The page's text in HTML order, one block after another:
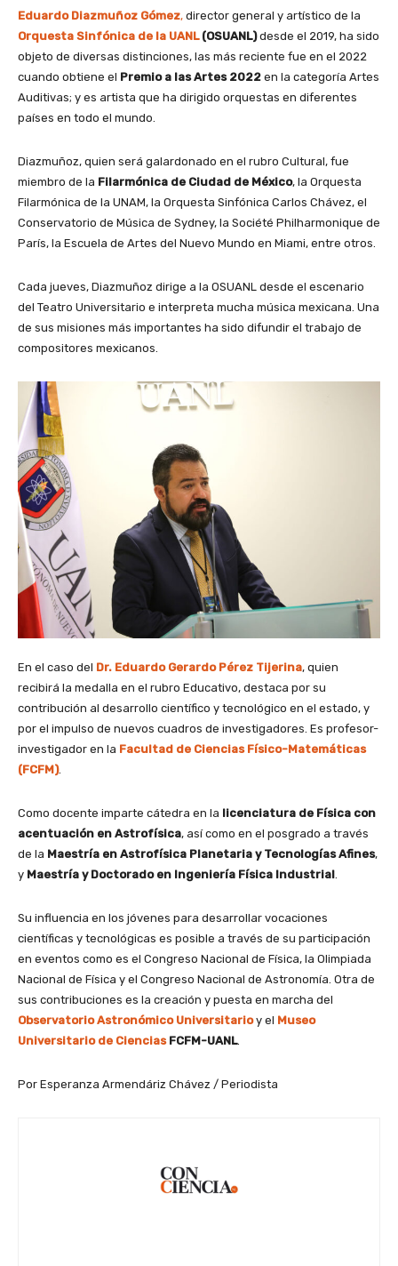
Eduardo Diazmuñoz Gómez, director general y artístico de la
Orquesta Sinfónica de la UANL (OSUANL)desde el 2019, ha sido
objeto de diversas distinciones, las más reciente fue en el 2022
cuando obtiene el Premio a las Artes 2022 en la categoría Artes
Auditivas; y es artista que ha dirigido orquestas en diferentes
países en todo el mundo.
Diazmuñoz, quien será galardonado en el rubro Cultural, fue
miembro de la Filarmónica de Ciudad de México, la Orquesta
Filarmónica de la UNAM, la Orquesta Sinfónica Carlos Chávez, el
Conservatorio de Música de Sydney, la Société Philharmonique de
París, la Escuela de Artes del Nuevo Mundo en Miami, entre otros.
Cada jueves, Diazmuñoz dirige a la OSUANL desde el escenario
del Teatro Universitario e interpreta mucha música mexicana. Una
de sus misiones más importantes ha sido difundir el trabajo de
compositores mexicanos.
En el caso del Dr. Eduardo Gerardo Pérez Tijerina, quien
recibirá la medalla en el rubro Educativo, destaca por su
contribución al desarrollo científico y tecnológico en el estado, y
por el impulso de nuevos cuadros de investigadores. Es profesor-
investigador en la Facultad de Ciencias Físico-Matemáticas
(FCFM).
Como docente imparte cátedra en la licenciatura de Física con
acentuación en Astrofísica, así como en el posgrado a través
de la Maestría en Astrofísica Planetaria y Tecnologías Afines,
y Maestría y Doctorado en Ingeniería Física Industrial
Su influencia en los jóvenes para desarrollar vocaciones
científicas y tecnológicas es posible a través de su participación
en eventos como es el Congreso Nacional de Física, la Olimpiada
Nacional de Física y el Congreso Nacional de Astronomía. Otra de
sus contribuciones es la creación y puesta en marcha del
Observatorio Astronómico Universitarioy el Museo
Universitario de CienciasFCFM-UANL.
Por Esperanza Armendáriz Chávez / Periodista